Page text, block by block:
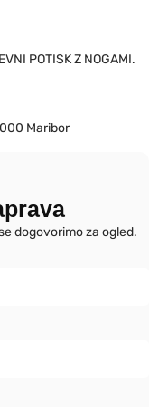
POTISK Z NOGAMI.
Maribor
dogovorimo za ogled.